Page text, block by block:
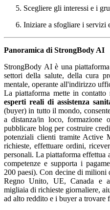
Scegliere gli interessi e i
Iniziare a sfogliare i servizi
Panoramica di StrongBody AI
StrongBody AI è una
settori della salute, della cura
mentale, operante all'indirizzo
La piattaforma mette in contatto
esperti reali di assistenza
(buyer) in tutto il mondo,
a distanza/in loco, formazione
pubblicare blog per costruire
potenziali clienti tramite Active
richieste, effettuare ordini,
personali. La piattaforma effettua
competenze e supporta i
200 paesi). Con decine di
Regno Unito, UE, Canada e
migliaia di richieste giornaliere,
ad alto reddito e i buyer a trovare